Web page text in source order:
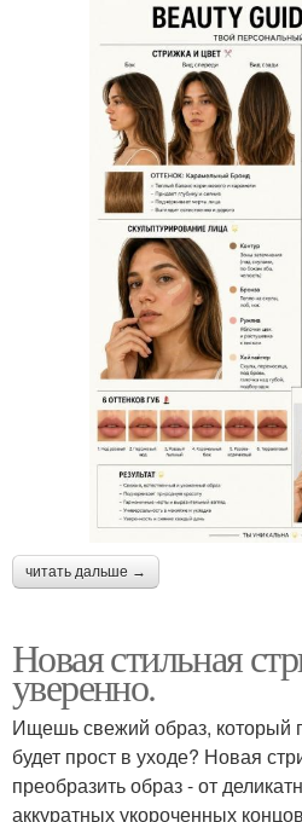
читать дальше →
Новая стильная
уверенно.
Ищешь свежий образ, который
будет прост в уходе? Новая
преобразить образ - от
аккуратных укороченных